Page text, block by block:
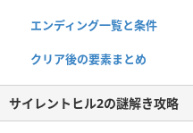
エンディング一覧と条件
クリア後の要素まとめ
サイレントヒル2の謎解き攻略